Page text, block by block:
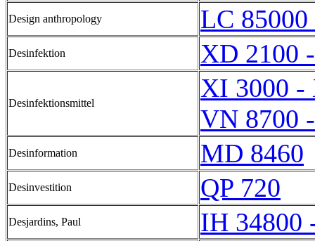
Design anthropology LC
Desinfektion XD 2100
Desinfektionsmittel
XI 3000 -
VN 8700
Desinformation MD 8460
Desinvestition QP 720
Desjardins, Paul IH 34800